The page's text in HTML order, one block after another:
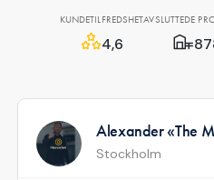
KUNDETILFREDSHET
4,6
AVSLUTTEDE
Alexander «The
Stockholm